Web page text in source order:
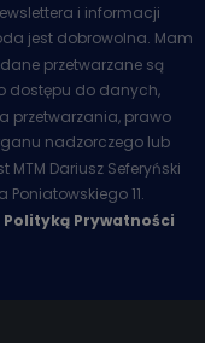
i informacji
jest dobrowolna. Mam
przetwarzane są
dostępu do danych,
przetwarzania, prawo
nadzorczego lub
Dariusz Seferyński
Poniatowskiego 11.
Polityką Prywatności